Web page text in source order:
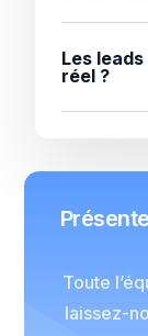
Les
réel ?
Toute
laissez-